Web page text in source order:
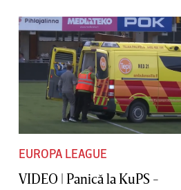
EUROPA LEAGUE
VIDEO | Panică la KuPS -